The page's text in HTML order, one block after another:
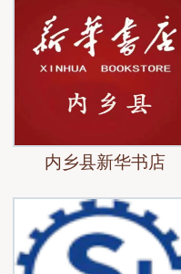
内乡县新华书店